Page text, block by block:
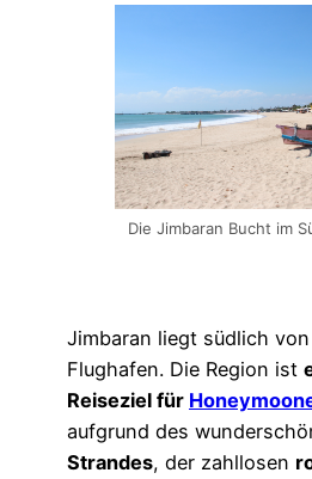
Die Jimbaran Bucht im
Jimbaran liegt südlich von
Flughafen. Die Region ist
Reiseziel für
aufgrund des
Strandes, der zahllosen